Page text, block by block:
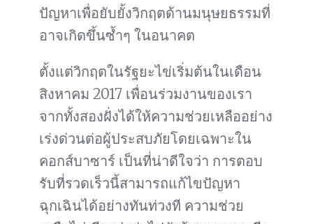
ปัญหาเพื่อยับยั้งวิกฤตด้านมนุษยธรรมที่
อาจเกิดขึ้นซ้ำๆ ในอนาคต
ตั้งแต่วิกฤตในรัฐยะไข่เริ่มต้นในเดือน
สิงหาคม 2017 เพื่อนร่วมงานของเรา
จากทั้งสองฝั่งได้ให้ความช่วยเหลืออย่าง
เร่งด่วนต่อผู้ประสบภัยโดยเฉพาะใน
คอกส์บาซาร์ เป็นที่น่าดีใจว่า การตอบ
รับที่รวดเร็วนี้สามารถแก้ไขปัญหา
ฉุกเฉินได้อย่างทันท่วงที ความช่วย